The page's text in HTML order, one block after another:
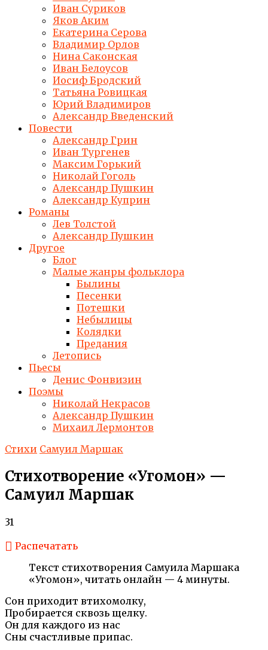
Иван Суриков
Яков Аким
Екатерина Серова
Владимир Орлов
Нина Саконская
Иван Белоусов
Иосиф Бродский
Татьяна Ровицкая
Юрий Владимиров
Александр Введенский
Повести
Александр Грин
Иван Тургенев
Максим Горький
Николай Гоголь
Александр Пушкин
Александр Куприн
Романы
Лев Толстой
Александр Пушкин
Другое
Блог
Малые жанры фольклора
Былины
Песенки
Потешки
Небылицы
Колядки
Предания
Летопись
Пьесы
Денис Фонвизин
Поэмы
Николай Некрасов
Александр Пушкин
Михаил Лермонтов
Стихи Самуил Маршак
Стихотворение «Угомон» —
Самуил Маршак
31
Распечатать
Текст стихотворения Самуила Маршака
«Угомон», читать онлайн — 4 минуты.
Сон приходит втихомолку,
Пробирается сквозь щелку.
Он для каждого из нас
Сны счастливые припас.